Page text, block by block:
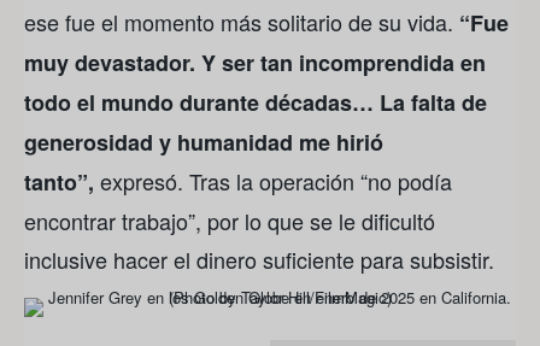
ese fue el momento más solitario de su vida. “Fue
muy devastador. Y ser tan incomprendida en
todo el mundo durante décadas… La falta de
generosidad y humanidad me hirió
tanto”, expresó. Tras la operación “no podía
encontrar trabajo”, por lo que se le dificultó
inclusive hacer el dinero suficiente para subsistir.